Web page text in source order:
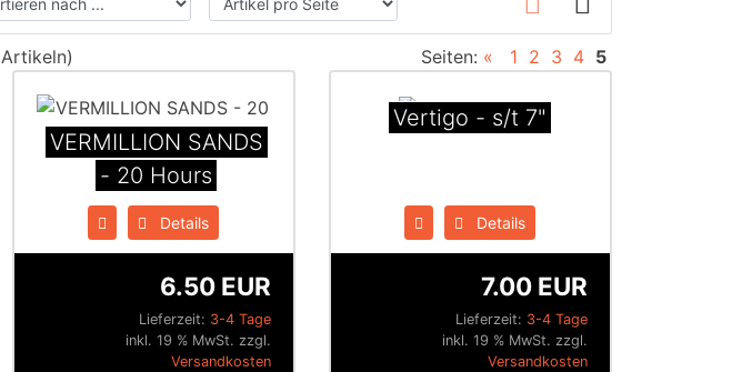
Artikeln) Seiten: « 1 2 3 4 5
VERMILLION SANDS
- 20 Hours
Details
Lieferzeit: 3-4 Tage
6.50 EUR
inkl. 19 % MwSt. zzgl.
Versandkosten
Vertigo - s/t 7"
Details
Lieferzeit: 3-4 Tage
7.00 EUR
inkl. 19 % MwSt. zzgl.
Versandkosten